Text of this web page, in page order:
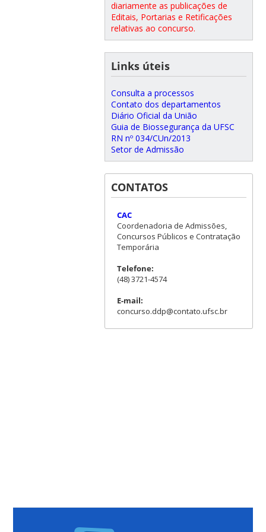
diariamente as publicações de
Editais, Portarias e Retificações
relativas ao concurso.
Links úteis
Consulta a processos
Contato dos departamentos
Diário Oficial da União
Guia de Biossegurança da UFSC
RN nº 034/CUn/2013
Setor de Admissão
CONTATOS
CAC
Coordenadoria de Admissões,
Concursos Públicos e Contratação
Temporária
Telefone:
(48) 3721-4574
E-mail:
concurso.ddp@contato.ufsc.br